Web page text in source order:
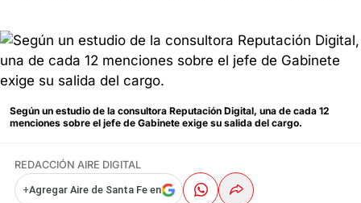
Según un estudio de la consultora Reputación Digital, una de cada 12
menciones sobre el jefe de Gabinete exige su salida del cargo.
REDACCIÓN AIRE DIGITAL
+Agregar Aire de Santa Fe en